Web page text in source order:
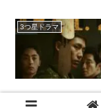
3つ星ドラマ